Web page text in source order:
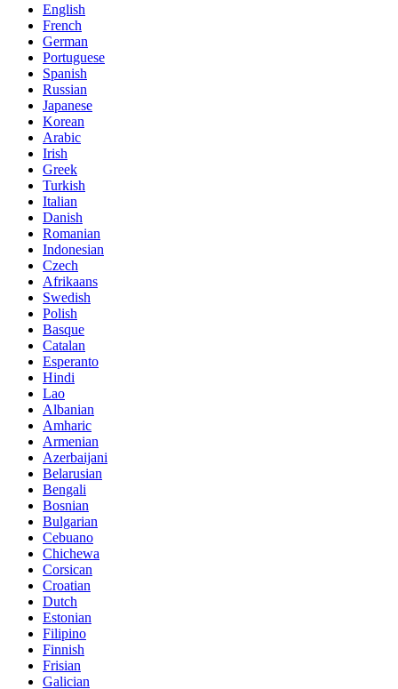
English
French
German
Portuguese
Spanish
Russian
Japanese
Korean
Arabic
Irish
Greek
Turkish
Italian
Danish
Romanian
Indonesian
Czech
Afrikaans
Swedish
Polish
Basque
Catalan
Esperanto
Hindi
Lao
Albanian
Amharic
Armenian
Azerbaijani
Belarusian
Bengali
Bosnian
Bulgarian
Cebuano
Chichewa
Corsican
Croatian
Dutch
Estonian
Filipino
Finnish
Frisian
Galician